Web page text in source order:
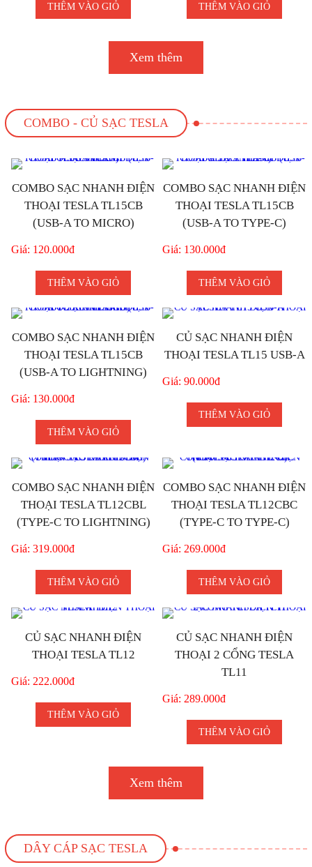
THÊM VÀO GIỎ THÊM VÀO GIỎ
Xem thêm
COMBO - CỦ SẠC TESLA
COMBO SẠC NHANH ĐIỆN
THOẠI TESLA TL15CB
(USB-A TO MICRO)
Giá: 120.000đ
THÊM VÀO GIỎ
COMBO SẠC NHANH ĐIỆN
THOẠI TESLA TL15CB
(USB-A TO TYPE-C)
Giá: 130.000đ
THÊM VÀO GIỎ
COMBO SẠC NHANH ĐIỆN
THOẠI TESLA TL15CB
(USB-A TO LIGHTNING)
Giá: 130.000đ
THÊM VÀO GIỎ
CỦ SẠC NHANH ĐIỆN
THOẠI TESLA TL15 USB-A
Giá: 90.000đ
THÊM VÀO GIỎ
COMBO SẠC NHANH ĐIỆN
THOẠI TESLA TL12CBL
(TYPE-C TO LIGHTNING)
Giá: 319.000đ
THÊM VÀO GIỎ
COMBO SẠC NHANH ĐIỆN
THOẠI TESLA TL12CBC
(TYPE-C TO TYPE-C)
Giá: 269.000đ
THÊM VÀO GIỎ
CỦ SẠC NHANH ĐIỆN
THOẠI TESLA TL12
Giá: 222.000đ
THÊM VÀO GIỎ
CỦ SẠC NHANH ĐIỆN
THOẠI 2 CỔNG TESLA
TL11
Giá: 289.000đ
THÊM VÀO GIỎ
Xem thêm
DÂY CÁP SẠC TESLA